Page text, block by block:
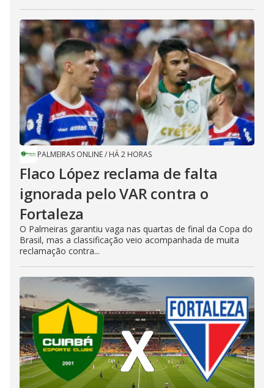
PALMEIRAS ONLINE/ HÁ 2 HORAS
Flaco López reclama de falta
ignorada pelo VAR contra o
Fortaleza
O Palmeiras garantiu vaga nas quartas de final da Copa do
Brasil, mas a classificação veio acompanhada de muita
reclamação contra...